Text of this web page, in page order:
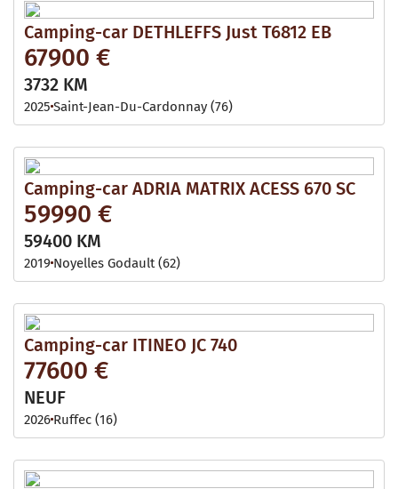
Camping-car DETHLEFFS Just T6812 EB
67900 €
3732 KM
2025 Saint-Jean-Du-Cardonnay (76)
Camping-car ADRIA MATRIX ACESS 670 SC
59990 €
59400 KM
2019 Noyelles Godault (62)
Camping-car ITINEO JC 740
77600 €
NEUF
2026 Ruffec (16)